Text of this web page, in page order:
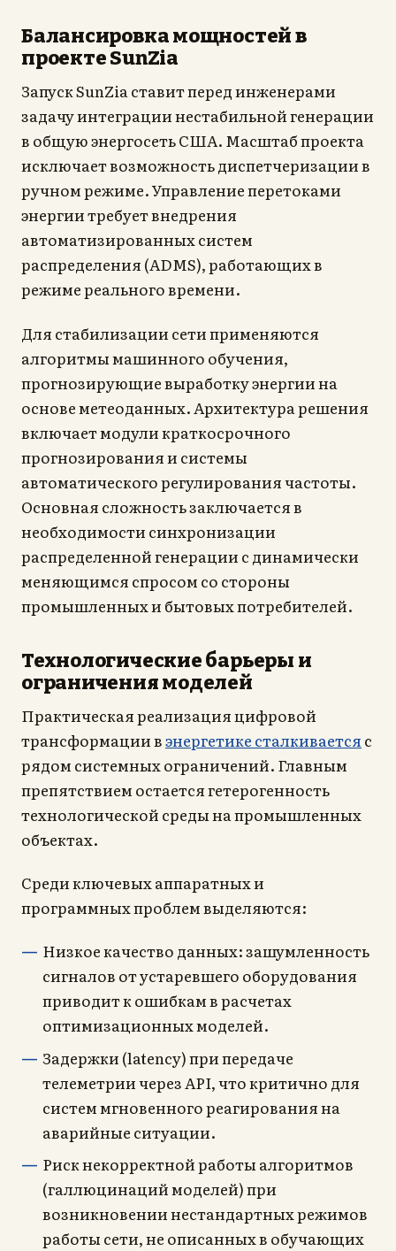
Балансировка мощностей в
проекте SunZia
Запуск SunZia ставит перед инженерами
задачу интеграции нестабильной генерации
в общую энергосеть США. Масштаб проекта
исключает возможность диспетчеризации в
ручном режиме. Управление перетоками
энергии требует внедрения
автоматизированных систем
распределения (ADMS), работающих в
режиме реального времени.
Для стабилизации сети применяются
алгоритмы машинного обучения,
прогнозирующие выработку энергии на
основе метеоданных. Архитектура решения
включает модули краткосрочного
прогнозирования и системы
автоматического регулирования частоты.
Основная сложность заключается в
необходимости синхронизации
распределенной генерации с динамически
меняющимся спросом со стороны
промышленных и бытовых потребителей.
Технологические барьеры и
ограничения моделей
Практическая реализация цифровой
трансформации вэнергетике сталкивается с
рядом системных ограничений. Главным
препятствием остается гетерогенность
технологической среды на промышленных
объектах.
Среди ключевых аппаратных и
программных проблем выделяются:
Низкое качество данных: зашумленность
сигналов от устаревшего оборудования
приводит к ошибкам в расчетах
оптимизационных моделей.
Задержки (latency) при передаче
телеметрии через API, что критично для
систем мгновенного реагирования на
аварийные ситуации.
Риск некорректной работы алгоритмов
(галлюцинаций моделей) при
возникновении нестандартных режимов
работы сети, не описанных в обучающих